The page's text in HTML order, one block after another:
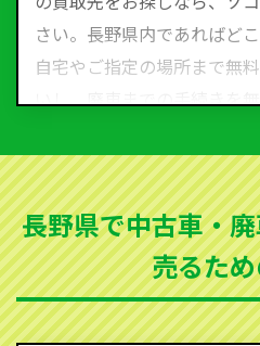
さい。長野県内であればど
自宅やご指定の場所まで無
いし、廃車までの手続きを
など動かない車、水害車、
まった車、車検が切れて動
買取可能です。
ソコカラは世界１１０か国
を持ち、国内に自社物流網
ため、中間マージンがかか
長野県で中古車・
売るた